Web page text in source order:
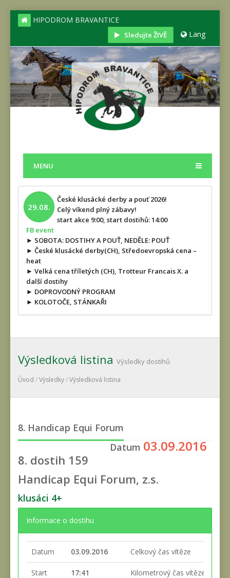
HIPODROM BRAVANTICE
Sledujte ŽIVĚ Lang
MENU
29.08.
České klusácké derby a pouť 2026!
Celý víkend plný zábavy!
start akce 9:00, start dostihů: 14:00
FB event
► SOBOTA: DOSTIHY A POUŤ, NEDĚLE: POUŤ
► České klusácké derby(CH), Středoevropská cena –
heat
► Velká cena tříletých (CH), Trotteur Francais X. a
další dostihy
► DOPROVODNÝ PROGRAM
► KOLOTOČE, STÁNKAŘI
Výsledková listina Výsledky dostihů
Úvod /Výsledky/Výsledková listina
8. Handicap Equi Forum
Datum 03.09.2016
8. dostih 159
Handicap Equi Forum, z.s.
klusáci 4+
Informace o dostihu
Datum 03.09.2016 Celkový čas vítěze
Start 17:41 Kilometrový čas vítěze